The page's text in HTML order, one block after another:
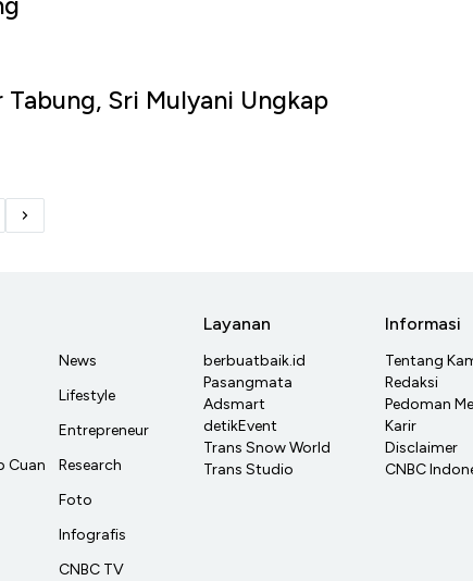
Sri Mulyani Ungkap
Cuan
News
Lifestyle
Entrepreneur
Research
Foto
Infografis
CNBC TV
Layanan
berbuatbaik.id
Pasangmata
Adsmart
detikEvent
Trans Snow World
Trans Studio
Informasi
Tentang
Redaksi
Pedoman
Karir
Disclaimer
CNBC